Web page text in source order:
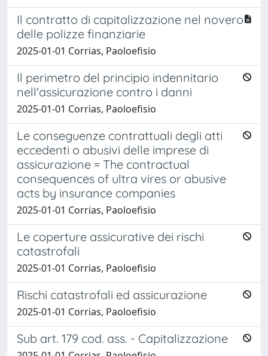
Il contratto di capitalizzazione nel novero
delle polizze finanziarie
2025-01-01 Corrias, Paoloefisio
Il perimetro del principio indennitario
nell'assicurazione contro i danni
2025-01-01 Corrias, Paoloefisio
Le conseguenze contrattuali degli atti
eccedenti o abusivi delle imprese di
assicurazione = The contractual
consequences of ultra vires or abusive
acts by insurance companies
2025-01-01 Corrias, Paoloefisio
Le coperture assicurative dei rischi
catastrofali
2025-01-01 Corrias, Paoloefisio
Rischi catastrofali ed assicurazione
2025-01-01 Corrias, Paoloefisio
Sub art. 179 cod. ass. - Capitalizzazione